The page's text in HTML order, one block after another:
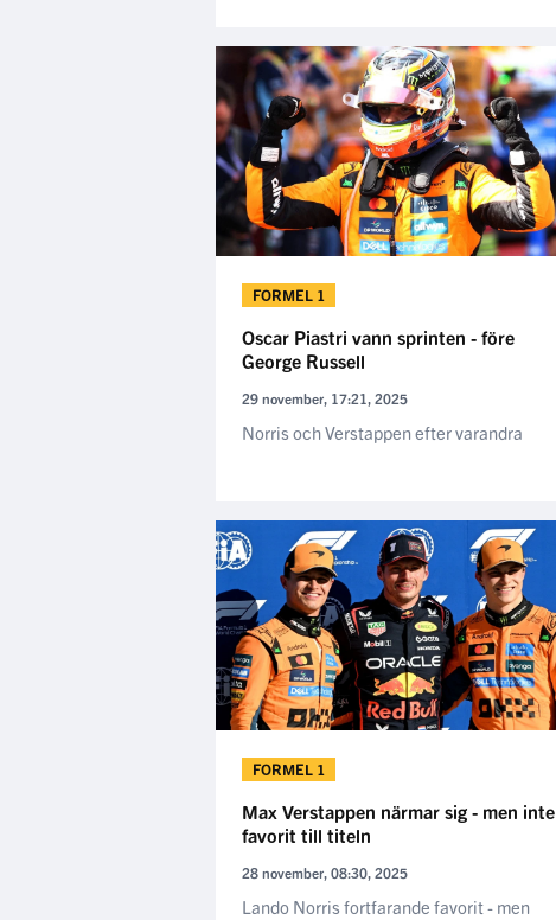
FORMEL 1
Oscar Piastri vann sprinten - före
George Russell
29 november, 17:21, 2025
Norris och Verstappen efter varandra
FORMEL 1
Max Verstappen närmar sig - men inte
favorit till titeln
28 november, 08:30, 2025
Lando Norris fortfarande favorit - men